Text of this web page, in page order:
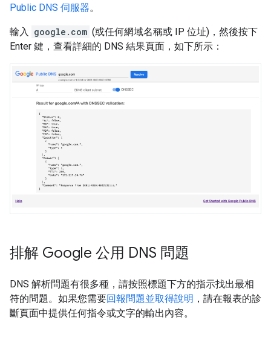
Public DNS 伺服器。
輸入 google.com (或任何網域名稱或 IP 位址)，然後按下
Enter 鍵，查看詳細的 DNS 結果頁面，如下所示：
排解 Google 公用 DNS 問題
DNS 解析問題有很多種，請按照標題下方的指示找出最相
符的問題。如果您需要回報問題並取得說明 ，請在報表的診
斷頁面中提供任何指令或文字的輸出內容。